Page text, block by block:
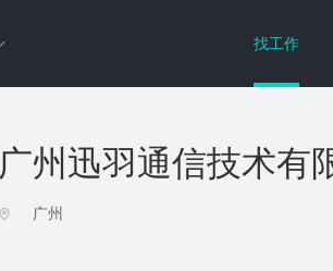
找工作
广州迅羽通信技术有
广州